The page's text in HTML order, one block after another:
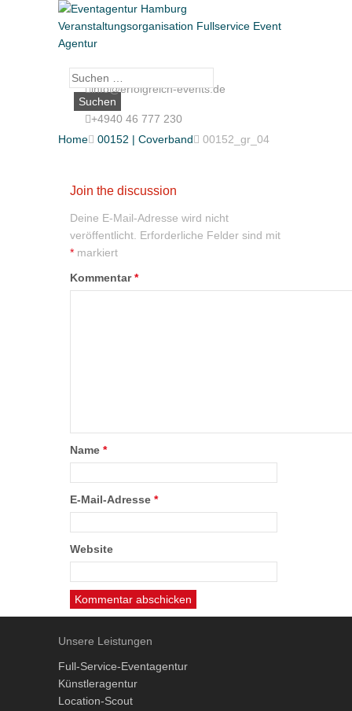
Suche
nach:info@erfolgreich-events.de
+4940 46 777 230
Home 00152 | Coverband 00152_gr_04
Join the discussion
Deine E-Mail-Adresse wird nicht
veröffentlicht. Erforderliche Felder sind mit
* markiert
Kommentar*
Name *
E-Mail-Adresse *
Website
Unsere Leistungen
Full-Service-Eventagentur
Künstleragentur
Location-Scout